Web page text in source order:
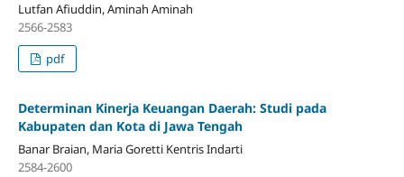
Lutfan Afiuddin, Aminah Aminah
2566-2583
pdf
Determinan Kinerja Keuangan Daerah: Studi pada
Kabupaten dan Kota di Jawa Tengah
Banar Braian, Maria Goretti Kentris Indarti
2584-2600